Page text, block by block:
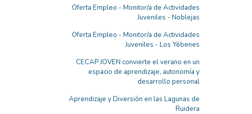
Oferta Empleo - Monitor/a de Actividades
Juveniles - Noblejas
Oferta Empleo - Monitor/a de Actividades
Juveniles - Los Yébenes
CECAP JOVEN convierte el verano en un
espacio de aprendizaje, autonomía y
desarrollo personal
Aprendizaje y Diversión en las Lagunas de
Ruidera